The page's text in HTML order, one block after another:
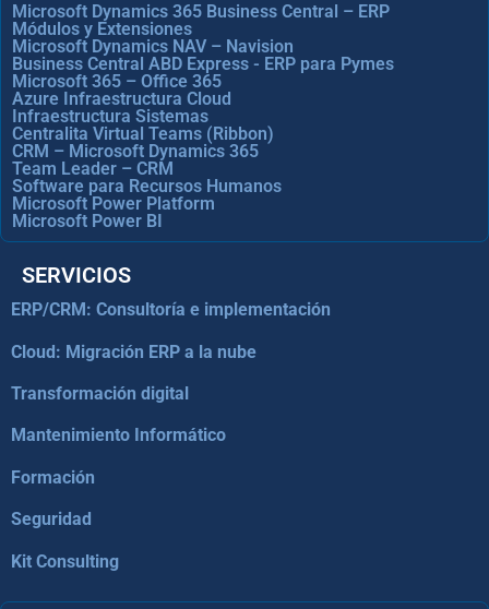
Microsoft Dynamics 365 Business Central – ERP
Módulos y Extensiones
Microsoft Dynamics NAV – Navision
Business Central ABD Express - ERP para Pymes
Microsoft 365 – Office 365
Azure Infraestructura Cloud
Infraestructura Sistemas
Centralita Virtual Teams (Ribbon)
CRM – Microsoft Dynamics 365
Team Leader – CRM
Software para Recursos Humanos
Microsoft Power Platform
Microsoft Power BI
SERVICIOS
ERP/CRM: Consultoría e implementación
Cloud: Migración ERP a la nube
Transformación digital
Mantenimiento Informático
Formación
Seguridad
Kit Consulting